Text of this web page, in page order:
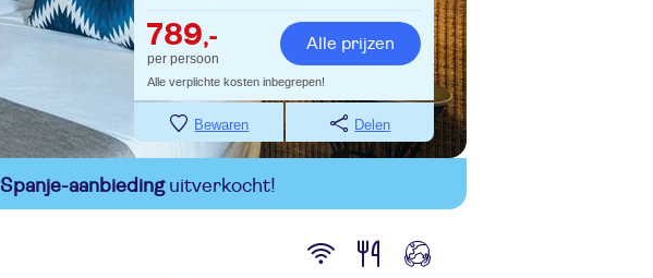
789,-
per persoon
Alle prijzen
Alle verplichte kosten inbegrepen!
Bewaren Delen
Spanje-aanbiedinguitverkocht!